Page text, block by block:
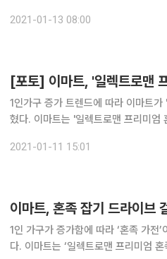
트 13일 이마트에 따르면 일렉트로맨
2021-01-13 08:00
[포토] 이마트, '일렉트로맨
1인가구 증가 트렌드에 따라 이마트
혔다. 이마트는 '일렉트로맨 프리미엄 혼족 라면포트', '일렉트로맨 프리미엄 혼족 전기포트'를 각각
피메이커, 나이프케어 등 10여 개 프
2021-01-11 15:01
이마트, 혼족 잡기 드라이브
1인 가구가 증가함에 따라 ‘혼족 가전
다. 이마트는 ‘일렉트로맨 프리미엄 혼족 가전’ 프리미엄 라인을 출시한다고 11일 밝혔다. 대표 상품